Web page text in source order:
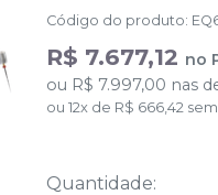
Código do produto:
R$ 7.677,12 no
ou R$ 7.997,00 nas
ou 12x de R$ 666,42
Quantidade: